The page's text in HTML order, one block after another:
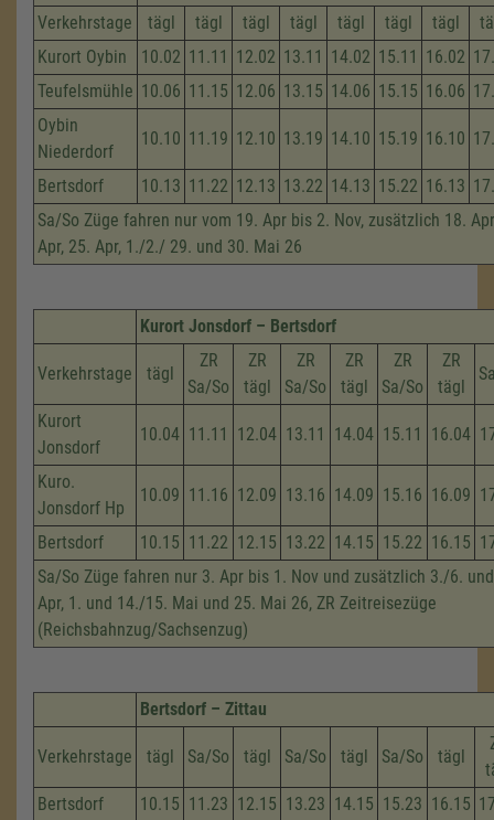
Verkehrstage
tägl tägl tägl tägl tägl tägl tägl
Kurort Oybin
10.02 11.11 12.02 13.11 14.02 15.11 16.02
Teufelsmühle 10.06 11.15 12.06 13.15 14.06 15.15 16.06
Oybin
Niederdorf
10.10 11.19 12.10 13.19 14.10 15.19 16.10
Bertsdorf 10.13 11.22 12.13 13.22 14.13 15.22 16.13
Sa/So Züge fahren nur vom 19. Apr bis 2. Nov, zusätzlich 18.
Apr, 25. Apr, 1./2./ 29. und 30. Mai 26
Kurort Jonsdorf – Bertsdorf
Verkehrstage tägl
ZR
Sa/So
ZR
tägl
ZR
Sa/So
ZR
tägl
ZR
Sa/So
ZR
tägl
Kurort
Jonsdorf
10.04 11.11 12.04 13.11 14.04 15.11 16.04
Kuro.
Jonsdorf Hp
10.09 11.16 12.09 13.16 14.09 15.16 16.09
Bertsdorf 10.15 11.22 12.15 13.22 14.15 15.22 16.15
Sa/So Züge fahren nur 3. Apr bis 1. Nov und zusätzlich 3./6.
Apr, 1. und 14./15. Mai und 25. Mai 26, ZR Zeitreisezüge
(Reichsbahnzug/Sachsenzug)
Bertsdorf – Zittau
Verkehrstage tägl Sa/So tägl Sa/So tägl Sa/So tägl
Bertsdorf
10.15 11.23 12.15 13.23 14.15 15.23 16.15